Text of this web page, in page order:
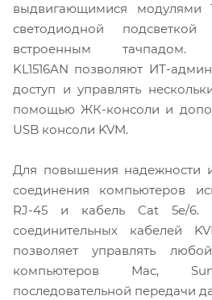
выдвигающимися модулями
светодиодной
встроенным тачпадом.
KL1516AN позволяют ИТ-
доступ и управлять
помощью ЖК-консоли и
USB консоли KVM.
Для повышения надежности
соединения компьютеров
RJ-45 и кабель Cat 5e/6.
соединительных кабелей
позволяет управлять
компьютеров Mac,
последовательной передачи